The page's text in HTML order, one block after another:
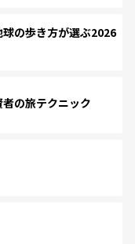
の歩き方が選ぶ2026
の旅テクニック